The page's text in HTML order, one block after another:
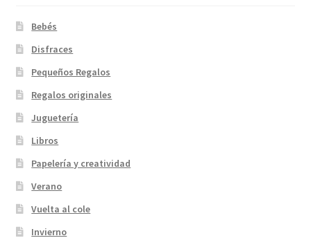
Bebés
Disfraces
Pequeños Regalos
Regalos originales
Juguetería
Libros
Papelería y creatividad
Verano
Vuelta al cole
Invierno